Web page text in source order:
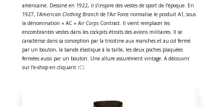
américaine. Dessiné en 1922, il s’inspire des vestes de sport de l’époque. En
1927, l’American Clothing Branchde l’Air Force normalise le produit A1,sous
la dénomination « AC »Air CorpsContract. Il vient remplacer les
encombrantes vestes dans les cockpits étroits des avions militaires. Il se
caractérise dans sa conception par la tricotine aux manches et au col fermé
par un bouton, la bande élastique à la taille, les deux poches plaquées
fermées aussi par un bouton. Une allure assurément vintage. A découvrir
sur l’e-shop en cliquant ICI.